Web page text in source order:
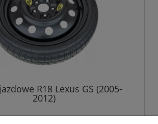
R18 Lexus GS (2005-
2012)